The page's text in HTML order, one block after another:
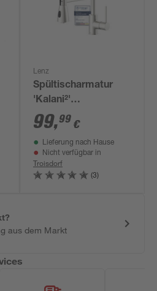
Lenz
Spültischarmatur
'Kalani²'
herausziehbar
nickelfarben 43,8 cm
99,99 €
Lieferung nach Hause
Nicht verfügbar in
Troisdorf
(3)
aus dem Markt